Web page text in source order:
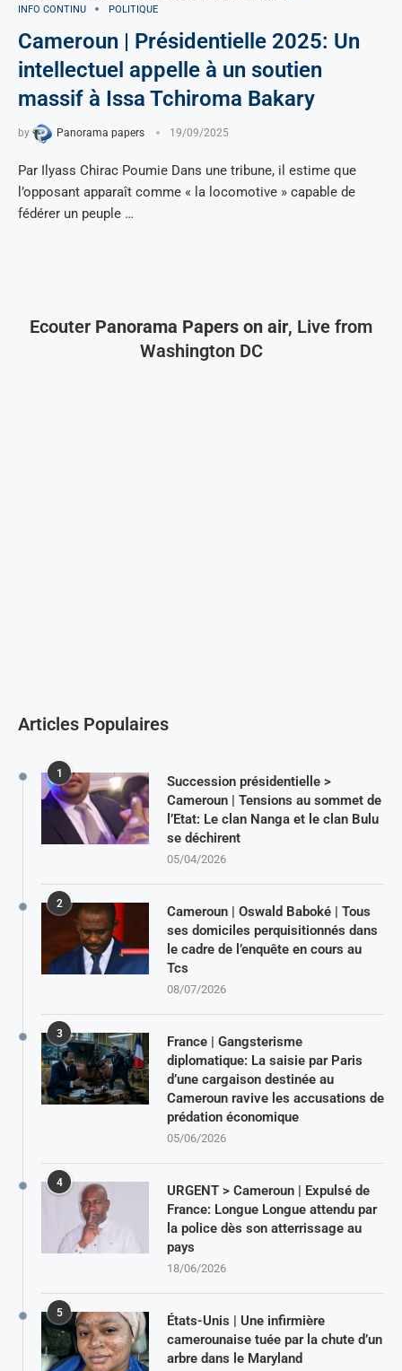
INFO CONTINU
POLITIQUE
Cameroun | Présidentielle 2025: Un
intellectuel appelle à un soutien
massif à Issa Tchiroma Bakary
by Panorama papers 19/09/2025
Par Ilyass Chirac Poumie Dans une tribune, il estime que
l’opposant apparaît comme « la locomotive » capable de
fédérer un peuple …
Ecouter Panorama Papers on air, Live from
Washington DC
Articles Populaires
1
Succession présidentielle >
Cameroun | Tensions au sommet de
l’Etat: Le clan Nanga et le clan Bulu
se déchirent
05/04/2026
2
Cameroun | Oswald Baboké | Tous
ses domiciles perquisitionnés dans
le cadre de l’enquête en cours au
Tcs
08/07/2026
3
France | Gangsterisme
diplomatique: La saisie par Paris
d’une cargaison destinée au
Cameroun ravive les accusations de
prédation économique
05/06/2026
4
URGENT > Cameroun | Expulsé de
France: Longue Longue attendu par
la police dès son atterrissage au
pays
18/06/2026
5
États-Unis | Une infirmière
camerounaise tuée par la chute d’un
arbre dans le Maryland